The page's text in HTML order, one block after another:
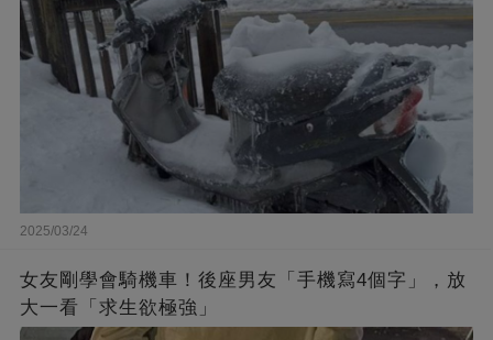
2025/03/24
女友剛學會騎機車！後座男友「手機寫4個字」，放
大一看「求生欲極強」